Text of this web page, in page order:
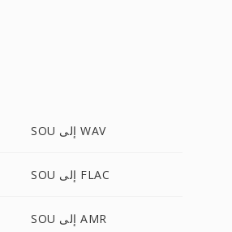
SOU إلى WAV
SOU إلى FLAC
SOU إلى AMR